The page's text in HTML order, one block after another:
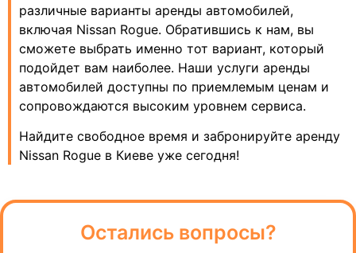
различные варианты аренды автомобилей,
включая Nissan Rogue. Обратившись к нам, вы
сможете выбрать именно тот вариант, который
подойдет вам наиболее. Наши услуги аренды
автомобилей доступны по приемлемым ценам и
сопровождаются высоким уровнем сервиса.
Найдите свободное время и забронируйте аренду
Nissan Rogue в Киеве уже сегодня!
Остались вопросы?